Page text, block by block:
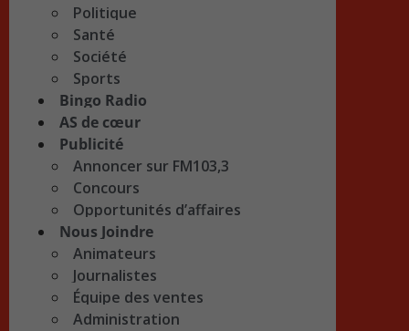
Politique
Santé
Société
Sports
Bingo Radio
AS de cœur
Publicité
Annoncer sur FM103,3
Concours
Opportunités d’affaires
Nous Joindre
Animateurs
Journalistes
Équipe des ventes
Administration